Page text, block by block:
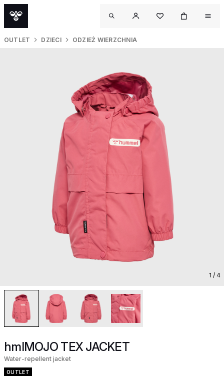
OUTLET DZIECI ODZIEŻ WIERZCHNIA
1 / 4
hmlMOJO TEX JACKET
Water-repellent jacket
OUTLET